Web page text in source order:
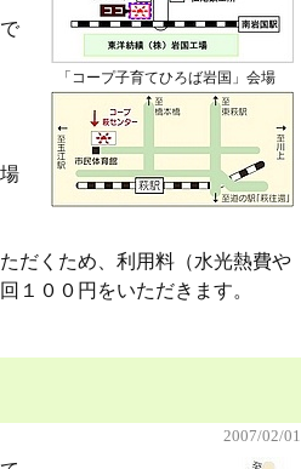
「コープ子育てひろば岩国」会場
だくため、利用料（水光熱費や
１００円をいただきます。
2007/02/01